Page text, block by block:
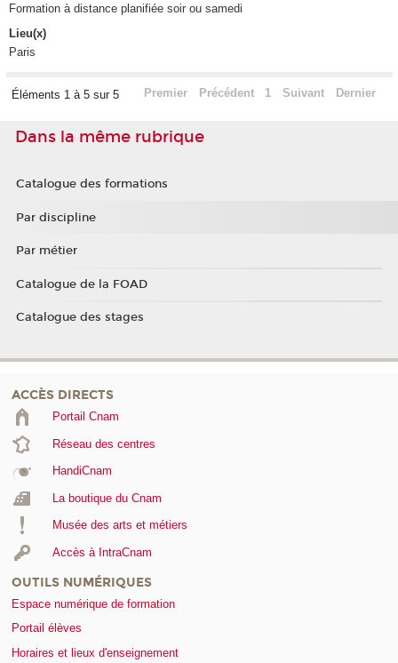
Formation à distance planifiée soir ou samedi
Lieu(x)
Paris
Éléments 1 à 5 sur 5 Premier Précédent 1 Suivant Dernier
Dans la même rubrique
Catalogue des formations
Par discipline
Par métier
Catalogue de la FOAD
Catalogue des stages
ACCÈS DIRECTS
Portail Cnam
Réseau des centres
HandiCnam
La boutique du Cnam
Musée des arts et métiers
Accès à IntraCnam
OUTILS NUMÉRIQUES
Espace numérique de formation
Portail élèves
Horaires et lieux d'enseignement